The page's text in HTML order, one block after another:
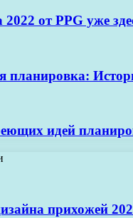
2022 от PPG уже
планировка:
идей
прихожей